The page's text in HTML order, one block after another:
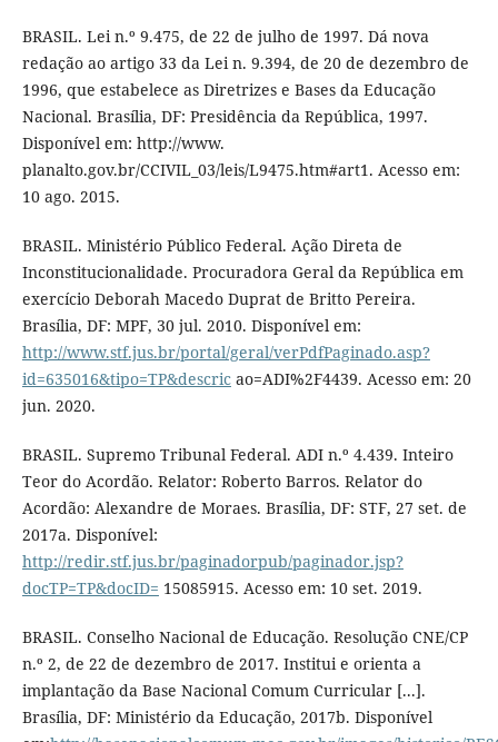
BRASIL. Lei n.º 9.475, de 22 de julho de 1997. Dá nova
redação ao artigo 33 da Lei n. 9.394, de 20 de dezembro de
1996, que estabelece as Diretrizes e Bases da Educação
Nacional. Brasília, DF: Presidência da República, 1997.
Disponível em: http://www.
planalto.gov.br/CCIVIL_03/leis/L9475.htm#art1. Acesso em:
10 ago. 2015.
BRASIL. Ministério Público Federal. Ação Direta de
Inconstitucionalidade. Procuradora Geral da República em
exercício Deborah Macedo Duprat de Britto Pereira.
Brasília, DF: MPF, 30 jul. 2010. Disponível em:
http://www.stf.jus.br/portal/geral/verPdfPaginado.asp?
id=635016&tipo=TP&descricao=ADI%2F4439. Acesso em: 20
jun. 2020.
BRASIL. Supremo Tribunal Federal. ADI n.º 4.439. Inteiro
Teor do Acordão. Relator: Roberto Barros. Relator do
Acordão: Alexandre de Moraes. Brasília, DF: STF, 27 set. de
2017a. Disponível:
http://redir.stf.jus.br/paginadorpub/paginador.jsp?
docTP=TP&docID= 15085915. Acesso em: 10 set. 2019.
BRASIL. Conselho Nacional de Educação. Resolução CNE/CP
n.º 2, de 22 de dezembro de 2017. Institui e orienta a
implantação da Base Nacional Comum Curricular [...].
Brasília, DF: Ministério da Educação, 2017b. Disponível